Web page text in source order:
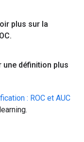
plus sur la
.
définition plus
: ROC et AUC